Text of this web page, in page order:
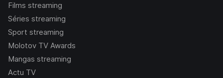
Films streaming
Séries streaming
Sport streaming
Molotov TV Awards
Mangas streaming
Actu TV